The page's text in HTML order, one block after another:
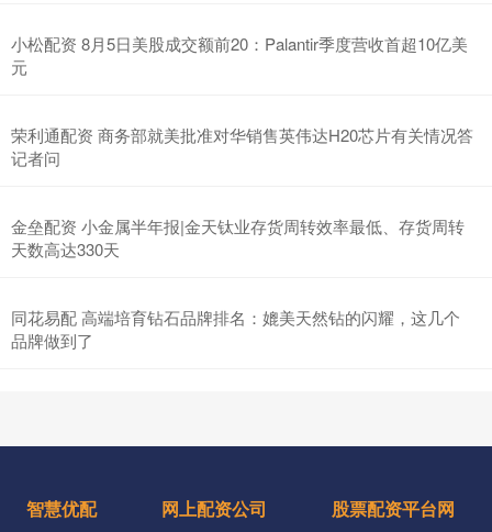
小松配资 8月5日美股成交额前20：Palantir季度营收首超10亿美
元
荣利通配资 商务部就美批准对华销售英伟达H20芯片有关情况答
记者问
金垒配资 小金属半年报|金天钛业存货周转效率最低、存货周转
天数高达330天
同花易配 高端培育钻石品牌排名：媲美天然钻的闪耀，这几个
品牌做到了
智慧优配 网上配资公司 股票配资平台网